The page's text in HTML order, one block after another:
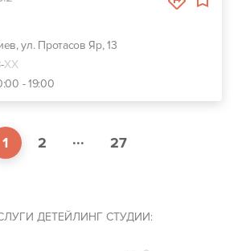
ул. Протасов Яр, 13
ХХ
- 19:00
1 2 ... 27
ДЕТЕЙЛИНГ СТУДИИ: